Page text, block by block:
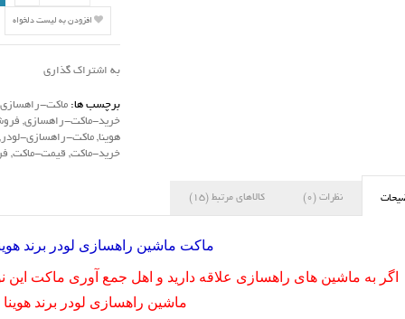
افزودن به لیست دلخواه
به اشتراک گذاری
برچسب ها: ماکت-راهسازی
خرید-ماکت-راهسازی,
هوینا,ماکت-راهسازی-لودر
خرید-ماکت, قیمت-ماکت,
نظرات (0) کالاهای مرتبط (15)
ماکت ماشین راهسازی لودر برند هوینا
اگر به ماشین های راهسازی علاقه دارید و اهل جمع آوری ماکت این
ماشین راهسازی لودر برند